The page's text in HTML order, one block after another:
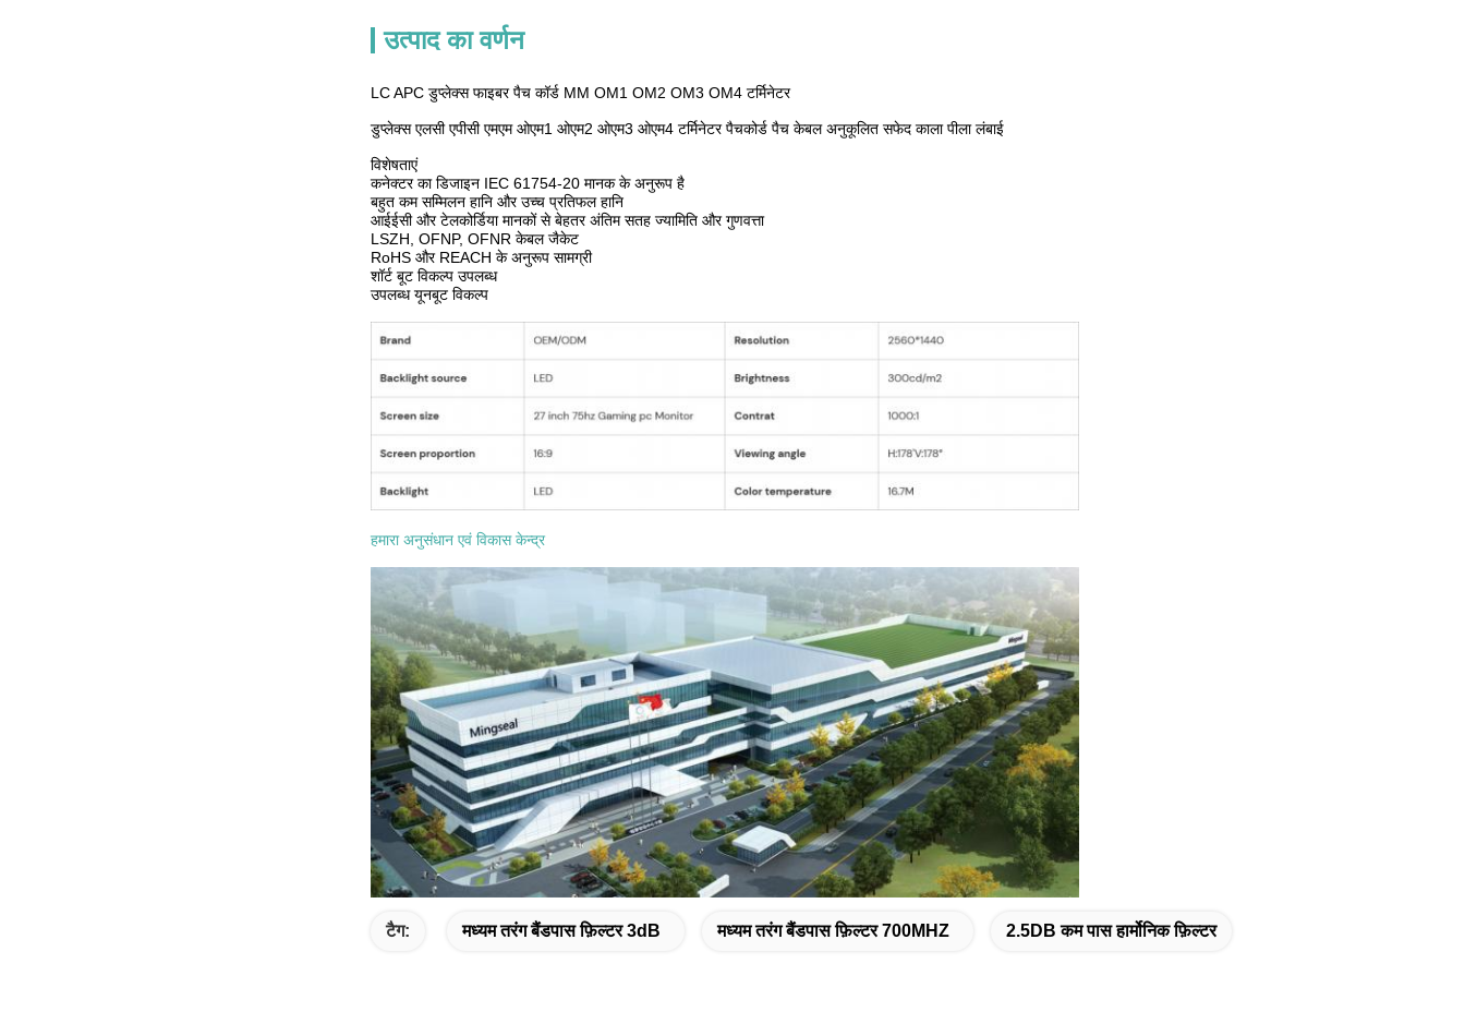
उत्पाद का वर्णन
LC APC डुप्लेक्स फाइबर पैच कॉर्ड MM OM1 OM2 OM3 OM4 टर्मिनेटर
डुप्लेक्स एलसी एपीसी एमएम ओएम1 ओएम2 ओएम3 ओएम4 टर्मिनेटर पैचकोर्ड पैच केबल अनुकूलित सफेद काला पीला लंबाई
विशेषताएं
कनेक्टर का डिजाइन IEC 61754-20 मानक के अनुरूप है
बहुत कम सम्मिलन हानि और उच्च प्रतिफल हानि
आईईसी और टेलकोर्डिया मानकों से बेहतर अंतिम सतह ज्यामिति और गुणवत्ता
LSZH, OFNP, OFNR केबल जैकेट
RoHS और REACH के अनुरूप सामग्री
शॉर्ट बूट विकल्प उपलब्ध
उपलब्ध यूनबूट विकल्प
हमारा अनुसंधान एवं विकास केन्द्र
टैग: मध्यम तरंग बैंडपास फ़िल्टर 3dB मध्यम तरंग बैंडपास फ़िल्टर 700MHZ 2.5DB कम पास हार्मोनिक फ़िल्टर